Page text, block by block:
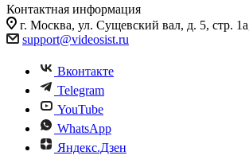
Контактная информация
г. Москва, ул. Сущевский вал, д. 5, стр.
support@videosist.ru
Вконтакте
Telegram
YouTube
WhatsApp
Яндекс.Дзен